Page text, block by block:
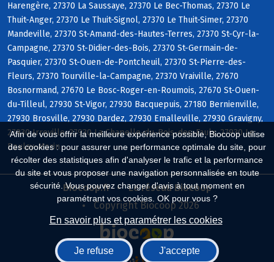
Afin de vous offrir la meilleure expérience possible, Biocoop utilise
des cookies : pour assurer une performance optimale du site, pour
récolter des statistiques afin d'analyser le trafic et la performance
du site et vous proposer une navigation personnalisée en toute
sécurité. Vous pouvez changer d'avis à tout moment en
paramétrant vos cookies. OK pour vous ?
En savoir plus et paramétrer les cookies
Je refuse J'accepte
Harengère, 27370 La Saussaye, 27370 Le Bec-Thomas, 27370 Le
Thuit-Anger, 27370 Le Thuit-Signol, 27370 Le Thuit-Simer, 27370
Mandeville, 27370 St-Amand-des-Hautes-Terres, 27370 St-Cyr-la-
Campagne, 27370 St-Didier-des-Bois, 27370 St-Germain-de-
Pasquier, 27370 St-Ouen-de-Pontcheuil, 27370 St-Pierre-des-
Fleurs, 27370 Tourville-la-Campagne, 27370 Vraiville, 27670
Bosnormand, 27670 Le Bosc-Roger-en-Roumois, 27670 St-Ouen-
du-Tilleul, 27930 St-Vigor, 27930 Bacquepuis, 27180 Bernienville,
27930 Brosville, 27930 Dardez, 27930 Emalleville, 27930 Gravigny,
27930 Irreville, 27930 La Chapelle-du-Bois-des-Faulx, 27930 Le
Boulay-Morin
Biocoop.fr
Le réseau Biocoop
Copyright Biocoop 2026